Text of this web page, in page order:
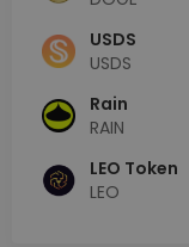
USDS
USDS
Rain
RAIN
LEO Token
LEO